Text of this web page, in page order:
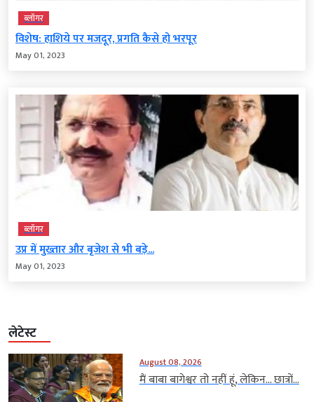
ब्‍लॉगर
विशेष: हाशिये पर मजदूर, प्रगति कैसे हो भरपूर
May 01, 2023
ब्‍लॉगर
उप्र में मुख्तार और बृजेश से भी बड़े...
May 01, 2023
लेटेस्ट
August 08, 2026
मैं बाबा बागेश्वर तो नहीं हूं, लेकिन… छात्रों...